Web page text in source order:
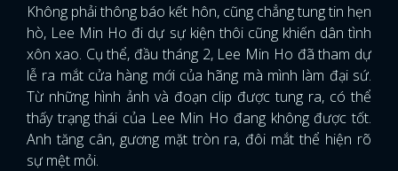
Không phải thông báo kết hôn, cũng chẳng tung tin hẹn
hò, Lee Min Ho đi dự sự kiện thôi cũng khiến dân tình
xôn xao. Cụ thể, đầu tháng 2, Lee Min Ho đã tham dự
lễ ra mắt cửa hàng mới của hãng mà mình làm đại sứ.
Từ những hình ảnh và đoạn clip được tung ra, có thể
thấy trạng thái của Lee Min Ho đang không được tốt.
Anh tăng cân, gương mặt tròn ra, đôi mắt thể hiện rõ
sự mệt mỏi.